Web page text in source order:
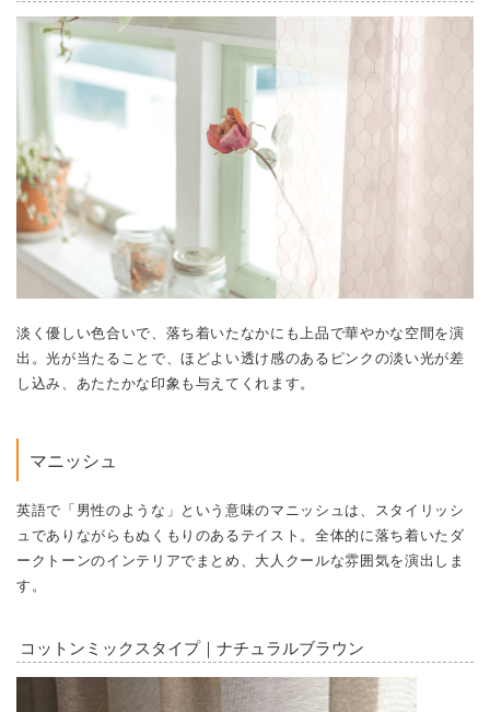
淡く優しい色合いで、落ち着いたなかにも上品で華やかな空間を演
出。光が当たることで、ほどよい透け感のあるピンクの淡い光が差
し込み、あたたかな印象も与えてくれます。
マニッシュ
英語で「男性のような」という意味のマニッシュは、スタイリッシ
ュでありながらもぬくもりのあるテイスト。全体的に落ち着いたダ
ークトーンのインテリアでまとめ、大人クールな雰囲気を演出しま
す。
コットンミックスタイプ｜ナチュラルブラウン